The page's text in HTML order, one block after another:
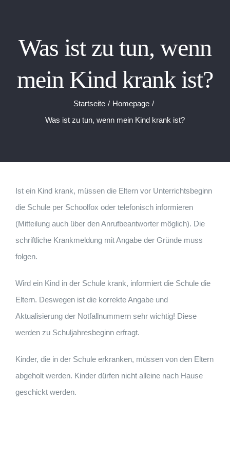
Was ist zu tun, wenn
mein Kind krank ist?
Startseite
Homepage
Was ist zu tun, wenn mein Kind krank ist?
Ist ein Kind krank, müssen die Eltern vor Unterrichtsbeginn
die Schule per Schoolfox oder telefonisch informieren
(Mitteilung auch über den Anrufbeantworter möglich). Die
schriftliche Krankmeldung mit Angabe der Gründe muss
folgen.
Wird ein Kind in der Schule krank, informiert die Schule die
Eltern. Deswegen ist die korrekte Angabe und
Aktualisierung der Notfallnummern sehr wichtig! Diese
werden zu Schuljahresbeginn erfragt.
Kinder, die in der Schule erkranken, müssen von den Eltern
abgeholt werden. Kinder dürfen nicht alleine nach Hause
geschickt werden.